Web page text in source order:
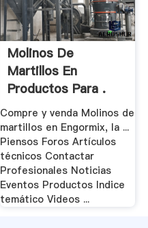
Molinos De
Martillos En
Productos Para .
Compre y venda Molinos de
martillos en Engormix, la ...
Piensos Foros Artículos
técnicos Contactar
Profesionales Noticias
Eventos Productos Indice
temático Videos ...